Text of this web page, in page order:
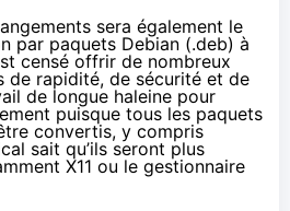
sera également le
par paquets Debian (.deb) à
censé offrir de nombreux
de rapidité, de sécurité et de
de longue haleine pour
puisque tous les paquets
convertis, y compris
sait qu’ils seront plus
X11 ou le gestionnaire